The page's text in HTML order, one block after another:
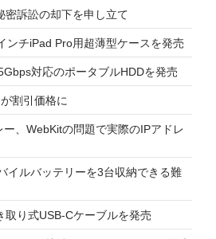
密訴訟の却下を申し立て
ンチiPad Pro用超薄型ケースを発売
対応のポータブルHDDを発売
割引価格に
、WebKitの問題で実際のIPアドレ
イルバッテリーを3台収納できる難
取り式USB-Cケーブルを発売